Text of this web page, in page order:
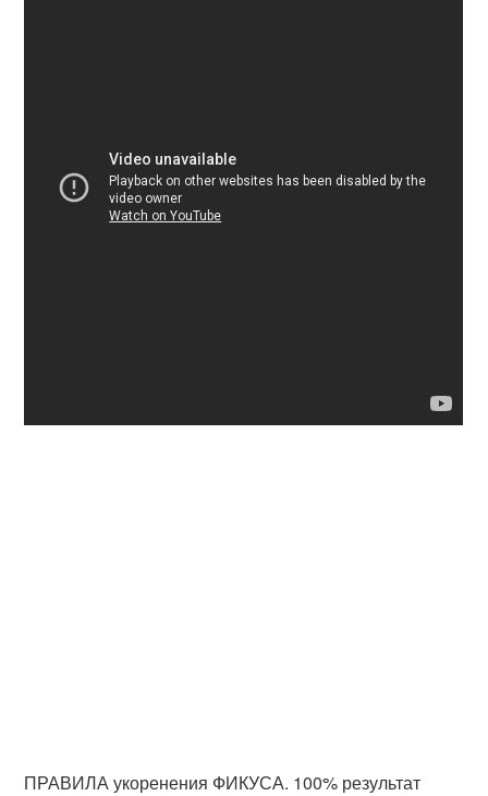
ПРАВИЛА укоренения ФИКУСА. 100% результат